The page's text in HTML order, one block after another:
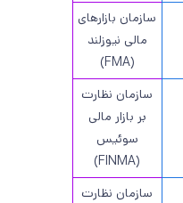
سازمان بازارهای
مالی نیوزلند
(FMA)
سازمان نظارت
بر بازار مالی
سوئیس
(FINMA)
سازمان نظارت